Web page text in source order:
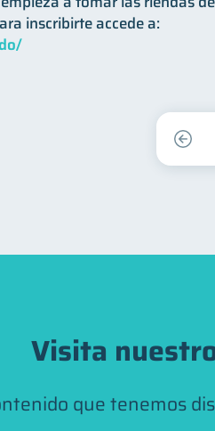
Visita
que tenemos
inscribirte accede a: